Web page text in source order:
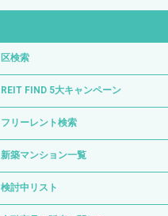
区検索
REIT FIND 5大キャンペーン
フリーレント検索
新築マンション一覧
検討中リスト